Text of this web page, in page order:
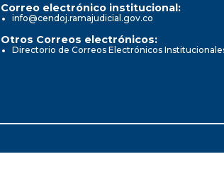
Correo electrónico institucional:
info@cendoj.ramajudicial.gov.co
Otros Correos electrónicos:
Directorio de Correos Electrónicos